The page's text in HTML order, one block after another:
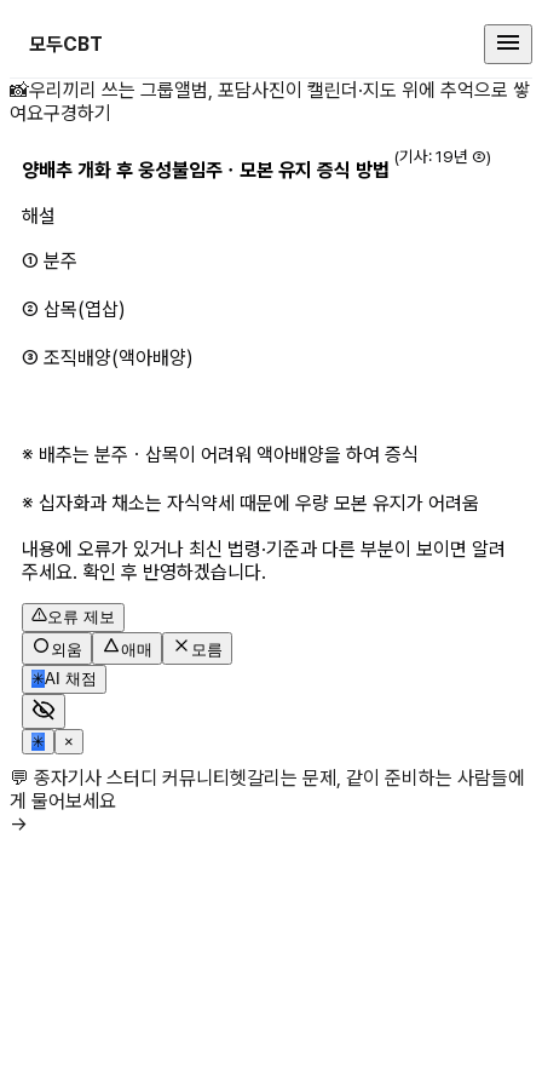
모두CBT
양배추 개화 후 웅 상세 페이지
📸우리끼리 쓰는 그룹앨범, 포담사진이 캘린더·지도 위에 추억으로 쌓
여요구경하기
양배추 개화 후 웅성불임주ㆍ모본 유지 증식 방법
(기사: 19년 ②)
해설
① 분주
② 삽목(엽삽)
③ 조직배양(액아배양)
※ 배추는 분주ㆍ삽목이 어려워 액아배양을 하여 증식
※ 십자화과 채소는 자식약세 때문에 우량 모본 유지가 어려움
내용에 오류가 있거나 최신 법령·기준과 다른 부분이 보이면 알려
주세요. 확인 후 반영하겠습니다.
오류 제보
외움
애매
모름
✳AI 채점
✳ ×
💬 종자기사 스터디 커뮤니티헷갈리는 문제, 같이 준비하는 사람들에
게 물어보세요
→